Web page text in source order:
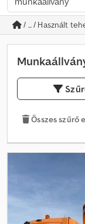
/ ... / Használt
Összes szűrő